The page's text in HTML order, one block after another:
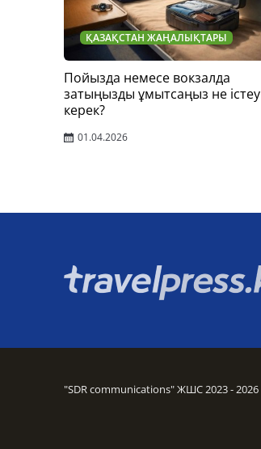
ҚАЗАҚСТАН ЖАҢАЛЫҚТАРЫ
Пойызда немесе вокзалда
затыңызды ұмытсаңыз не істеу
керек?
01.04.2026
"SDR communications" ЖШС 2023 - 2026